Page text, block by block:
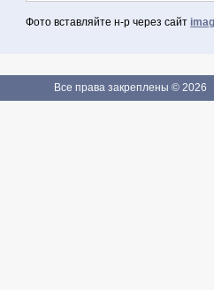
Фото вставляйте н-р через сайт
Если Вы зарегистрированы
Все права закреплены © 2026